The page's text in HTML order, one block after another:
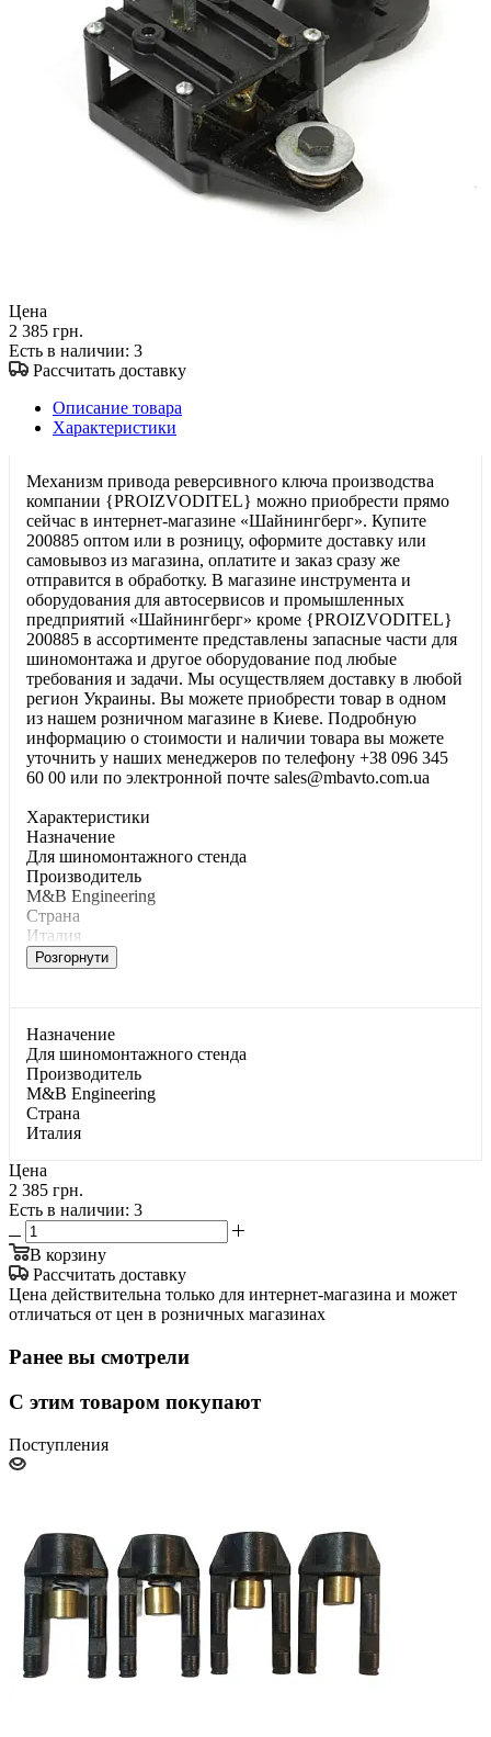
Цена
2 385 грн.
Есть в наличии: 3
Рассчитать доставку
Описание товара
Характеристики
Механизм привода реверсивного ключа производства
компании {PROIZVODITEL} можно приобрести прямо
сейчас в интернет-магазине «Шайнингберг». Купите
200885 оптом или в розницу, оформите доставку или
самовывоз из магазина, оплатите и заказ сразу же
отправится в обработку. В магазине инструмента и
оборудования для автосервисов и промышленных
предприятий «Шайнингберг» кроме {PROIZVODITEL}
200885 в ассортименте представлены запасные части для
шиномонтажа и другое оборудование под любые
требования и задачи. Мы осуществляем доставку в любой
регион Украины. Вы можете приобрести товар в одном
из нашем розничном магазине в Киеве. Подробную
информацию о стоимости и наличии товара вы можете
уточнить у наших менеджеров по телефону +38 096 345
60 00 или по электронной почте sales@mbavto.com.ua
Характеристики
Haзнaчeниe
Для шинoмoнтaжнoгo cтeндa
Производитель
M&B Engineering
Страна
Италия
Розгорнути
Haзнaчeниe
Для шинoмoнтaжнoгo cтeндa
Производитель
M&B Engineering
Страна
Италия
Цена
2 385 грн.
Есть в наличии: 3
В корзину
Рассчитать доставку
Цена действительна только для интернет-магазина и может
отличаться от цен в розничных магазинах
Ранее вы смотрели
С этим товаром покупают
Поступления